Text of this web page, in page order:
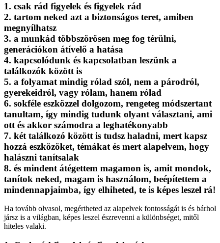
1. csak rád figyelek és figyelek rád
2. tartom neked azt a biztonságos teret, amiben
megnyílhatsz
3. a munkád többszörösen meg fog térülni,
generációkon átívelő a hatása
4. kapcsolódunk és kapcsolatban leszünk a
találkozók között is
5. a folyamat mindig rólad szól, nem a párodról,
gyerekeidról, vagy rólam, hanem rólad
6. sokféle eszközzel dolgozom, rengeteg módszertant
tanultam, így mindig tudunk olyant választani, ami
ott és akkor számodra a leghatékonyabb
7. két találkozó között is tudsz haladni, mert kapsz
hozzá eszközöket, témákat és mert alapelvem, hogy
halászni tanítsalak
8. és mindent átégettem magamon is, amit mondok,
tanítok neked, magam is használom, beépítettem a
mindennapjaimba, így elhiheted, te is képes leszel rá!
Ha tovább olvasol, megértheted az alapelvek fontosságát is és bárhol
jársz is a világban, képes leszel észrevenni a különbséget, mitől
hiteles valaki.